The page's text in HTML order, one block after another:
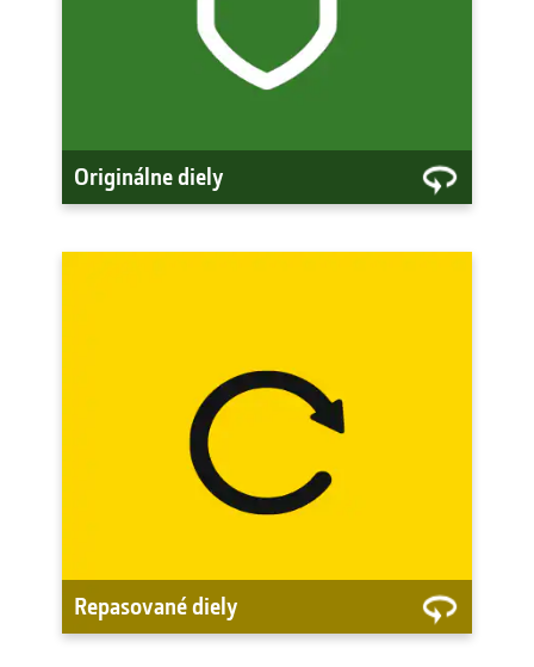
Originálne diely
Repasované diely
Repasované diely John Deere
(REMAN) sú udržateľnou voľbou:
Využite nižšie ceny v rovnakej kvalite.
Pozrite si repasované diely